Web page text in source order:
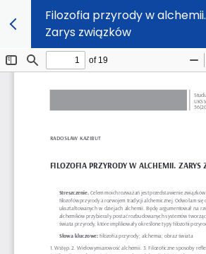
Filozofia przyrody w alchemii.
Zarys związków